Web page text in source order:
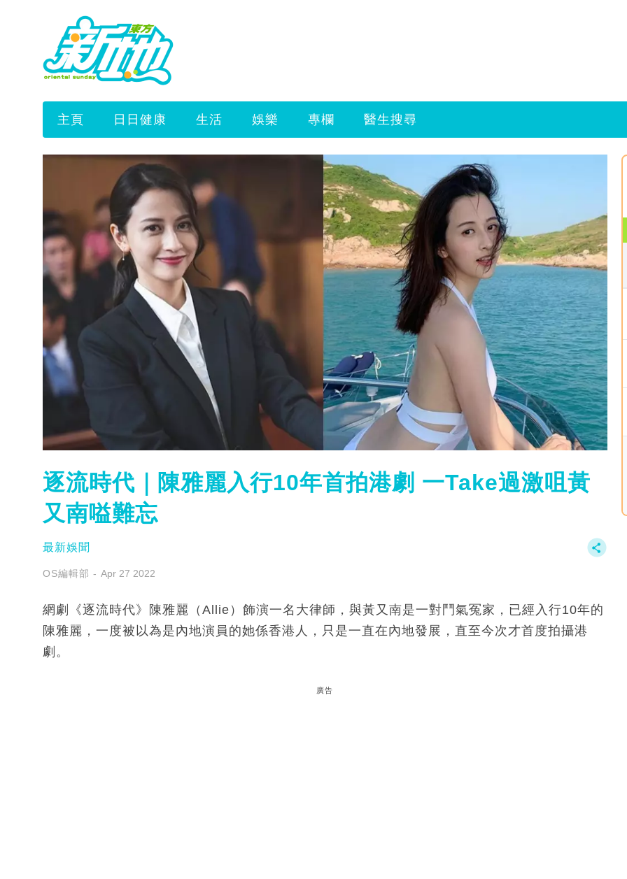
主頁 日日健康 生活 娛樂 專欄 醫生搜尋
逐流時代｜陳雅麗入行10年首拍港劇 一Take過激咀黃
又南嗌難忘
最新娛聞
OS編輯部 Apr 27 2022
網劇《逐流時代》陳雅麗（Allie）飾演一名大律師，與黃又南是一對鬥氣冤家，已經入行10年的
陳雅麗，一度被以為是內地演員的她係香港人，只是一直在內地發展，直至今次才首度拍攝港
劇。
廣告